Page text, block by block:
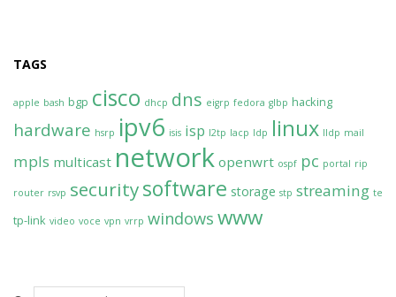
TAGS
apple bash bgp cisco dhcp dns eigrp fedora glbp hacking
hardware hsrp ipv6 isis isp l2tp lacp ldp linux lldp mail
mpls multicast network openwrt ospf pc portal rip
router rsvp securitysoftware storage stp streaming te
tp-link video voce vpn vrrp windows www
Search